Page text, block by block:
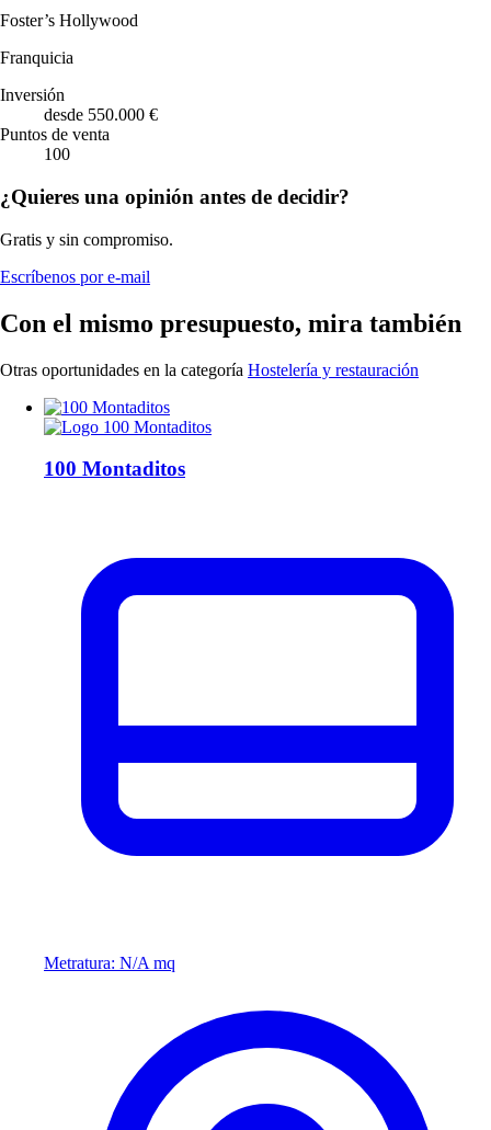
Foster’s Hollywood
Franquicia
Inversión
desde 550.000 €
Puntos de venta
100
¿Quieres una opinión antes de decidir?
Gratis y sin compromiso.
Escríbenos por e-mail
Con el mismo presupuesto, mira también
Otras oportunidades en la categoría Hostelería y restauración
100 Montaditos
Metratura: N/A mq